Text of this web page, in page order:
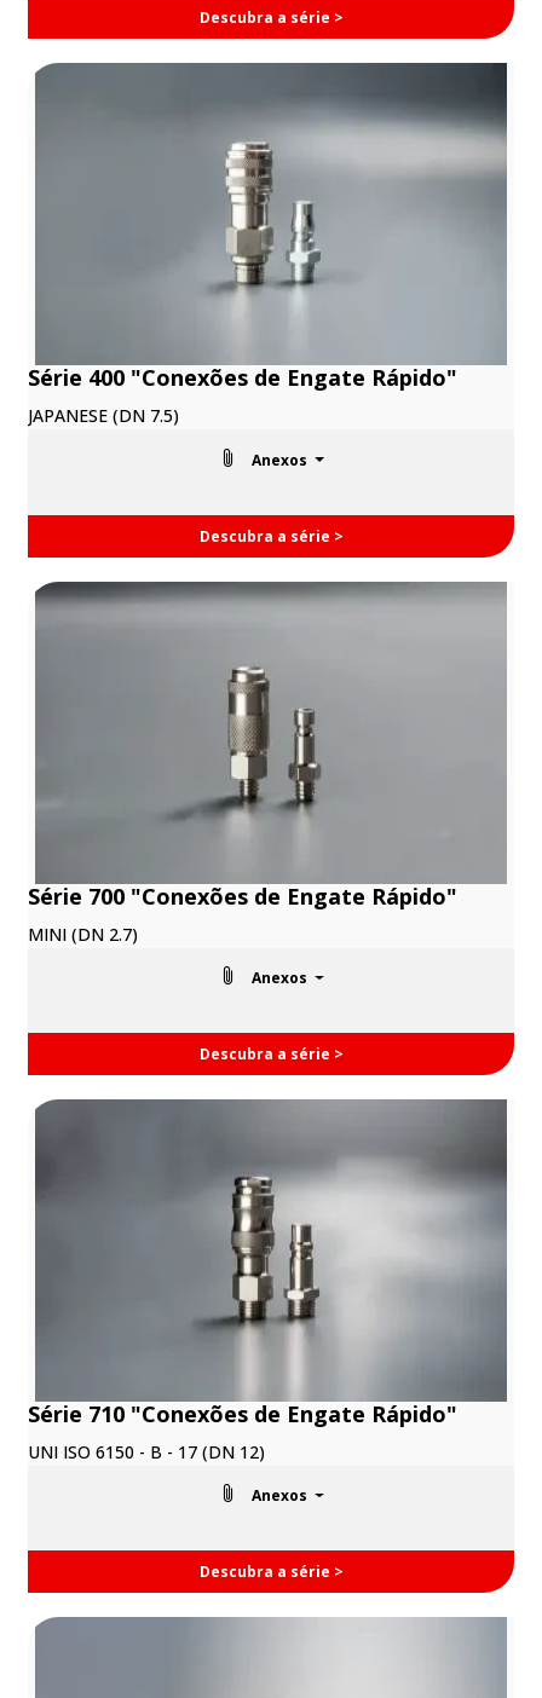
Descubra a série >
Série 400 "Conexões de Engate Rápido"
JAPANESE (DN 7.5)
Anexos
Descubra a série >
Série 700 "Conexões de Engate Rápido"
MINI (DN 2.7)
Anexos
Descubra a série >
Série 710 "Conexões de Engate Rápido"
UNI ISO 6150 - B - 17 (DN 12)
Anexos
Descubra a série >